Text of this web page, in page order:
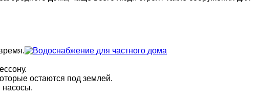
остаются под землей.
насосы.